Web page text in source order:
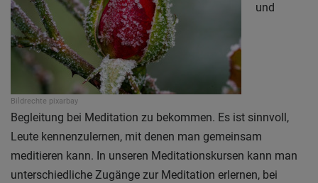
Bildrechte pixarbay
und
Begleitung bei Meditation zu bekommen. Es ist sinnvoll,
Leute kennenzulernen, mit denen man gemeinsam
meditieren kann. In unseren Meditationskursen kann man
unterschiedliche Zugänge zur Meditation erlernen, bei